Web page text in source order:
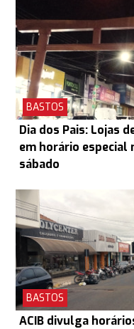
BASTOS
Dia dos Pais: Lojas
em horário
sábado
BASTOS
ACIB divulga